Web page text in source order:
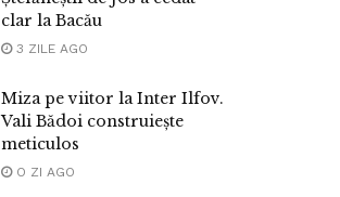
clar la Bacău
3 ZILE AGO
Miza pe viitor la Inter Ilfov.
Vali Bădoi construiește
meticulos
O ZI AGO